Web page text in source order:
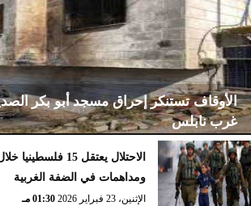
الأوقاف تستنكر إحراق مسجد أبو بكر
غرب نابلس
الإثنين، 23 فبراير 2026 02:15 مـ
الاحتلال يعتقل 15
ومداهمات في الضفة الغربية
الإثنين، 23 فبراير 2026 01:30 مـ